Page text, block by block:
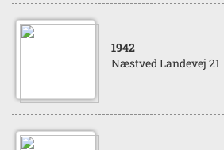
1942
Næstved Landevej 21